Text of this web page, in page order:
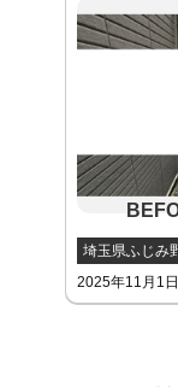
埼玉県ふじみ
2025年11月1日